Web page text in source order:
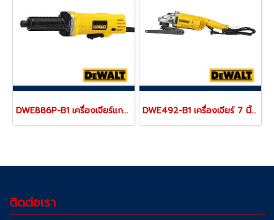
DWE886P-B1 เครื่องเจียร์แกนคอตรง 6 มม. สวิตช์เซฟตี้ กำลังไฟ 400W ความเร็วรอบ 25000RPM "DEWALT" ดีวอลท์ DWE492-B1 เครื่องเจียร์ 7 นิ้ว / 180 มม. สวิตช์ไกปืน กำลังไฟ 2200W ความเร็วรอบ 6600RPM "DEWALT" ดีวอลท์
ติดต่อเรา